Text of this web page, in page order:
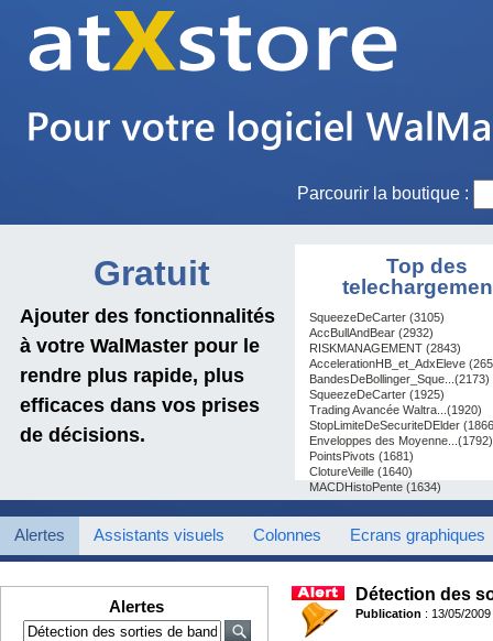
Parcourir la boutique :
Gratuit
Ajouter des fonctionnalités
à votre WalMaster pour le
rendre plus rapide, plus
efficaces dans vos prises
de décisions.
Top des
SqueezeDeCarter (3105)
AccBullAndBear (2932)
RISKMANAGEMENT (2843)
AccelerationHB_et_AdxEleve
BandesDeBollinger_Sque...(2173)
SqueezeDeCarter (1925)
Trading Avancée Waltra...(1920)
StopLimiteDeSecuriteDElder
Enveloppes des Moyenne...(1792)
PointsPivots (1681)
ClotureVeille (1640)
MACDHistoPente (1634)
Alertes Assistants visuels Colonnes Ecrans graphiques
Alertes
Détection des
Publication : 13/05/